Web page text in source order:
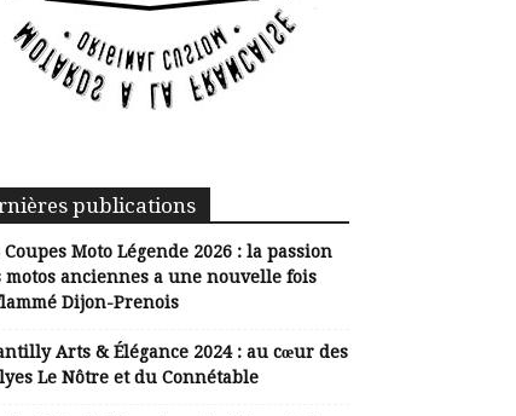
publications
Coupes Moto Légende 2026 : la passion
motos anciennes a une nouvelle fois
Dijon-Prenois
Arts & Élégance 2024 : au cœur des
Le Nôtre et du Connétable